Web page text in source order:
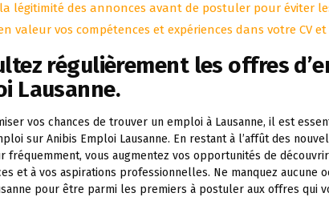
légitimité des annonces avant de postuler pour éviter
valeur vos compétences et expériences dans votre CV
régulièrement les offres
Lausanne.
vos chances de trouver un emploi à Lausanne, il est
sur Anibis Emploi Lausanne. En restant à l’affût des
fréquemment, vous augmentez vos opportunités de
et à vos aspirations professionnelles. Ne manquez aucune
pour être parmi les premiers à postuler aux offres qui